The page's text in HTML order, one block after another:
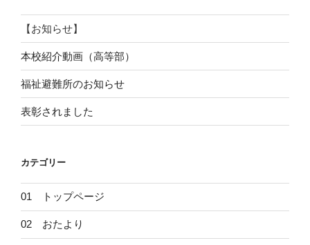
ン
【お知らせ】
本校紹介動画（高等部）
福祉避難所のお知らせ
表彰されました
カテゴリー
01 トップページ
02 おたより